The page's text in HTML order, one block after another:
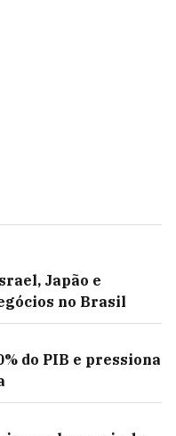
Japão e
no Brasil
do PIB e pressiona